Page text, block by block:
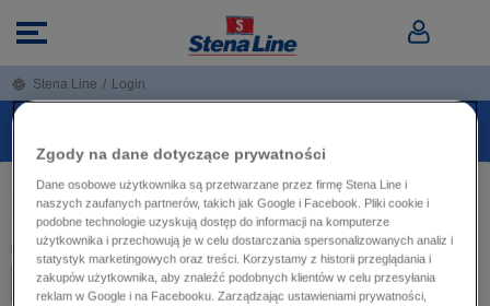
Stena Line / Login
LOGIN AGENTA
ID agenta
Zgody na dane dotyczące prywatności
Dane osobowe użytkownika są przetwarzane przez firmę Stena Line i
naszych zaufanych partnerów, takich jak Google i Facebook. Pliki cookie i
podobne technologie uzyskują dostęp do informacji na komputerze
użytkownika i przechowują je w celu dostarczania spersonalizowanych analiz i
statystyk marketingowych oraz treści. Korzystamy z historii przeglądania i
zakupów użytkownika, aby znaleźć podobnych klientów w celu przesyłania
reklam w Google i na Facebooku. Zarządzając ustawieniami prywatności,